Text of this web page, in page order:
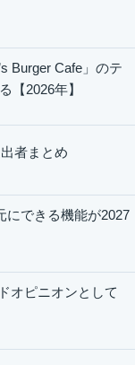
Burger Cafe」のテ
【2026年】
者まとめ
にできる機能が2027
オピニオンとして